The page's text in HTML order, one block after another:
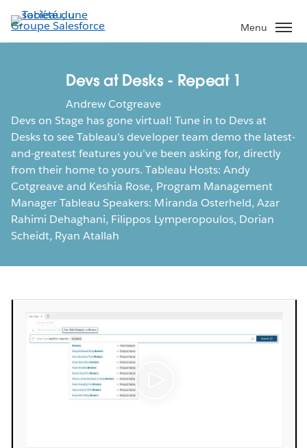
Aller
au
contenu
Menu
Devs at Desks - Repeat 1
Andrew Cotgreave
Devs on Stage has gone virtual! Tune in to Devs at
Desks to see Tableau’s developer team demo the latest-
and-greatest features you’ve been asking for, directly
from their home to yours. Tableau Hosts: Andy
Cotgreave and Keshia Rose, Program Management
Manager Tableau Speakers: Miranda Osterheld, Azar
Rahimi Dehaghani, Filippos Lymperopoulos, Dorian
Scheidt, Ryan Atallah